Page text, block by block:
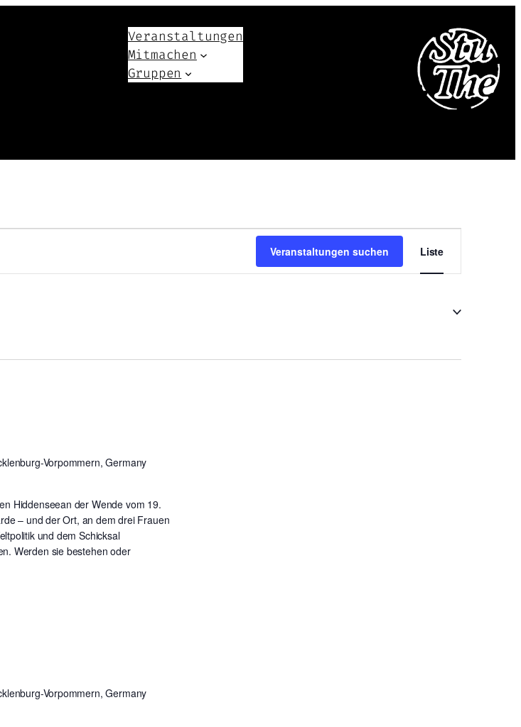
Veranstaltungen
Mitmachen
Gruppen
Veranstaltungen suchen Liste
Vorpommern, Germany
Hiddenseean der Wende vom 19.
– und der Ort, an dem drei Frauen
und dem Schicksal
Werden sie bestehen oder
Vorpommern, Germany